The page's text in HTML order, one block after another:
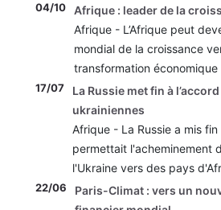
04/10
Afrique : leader de la
Afrique - L’Afrique peut
mondial de la croissance
transformation
17/07
La Russie met fin à
ukrainiennes
Afrique - La Russie a mis
permettait l'acheminement
l'Ukraine vers des pays
22/06
Paris-Climat : vers un